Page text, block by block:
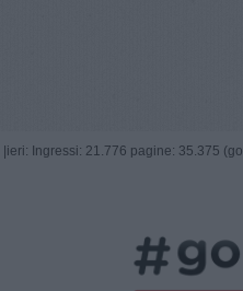
ieri: Ingressi: 21.776 pagine: 35.375